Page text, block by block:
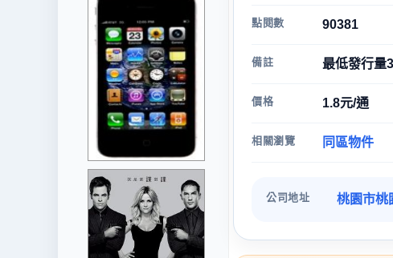
點閱數 90381
備註 最低發行量
價格 1.8元/通
相關瀏覽 同區物件
公司地址 桃園市桃